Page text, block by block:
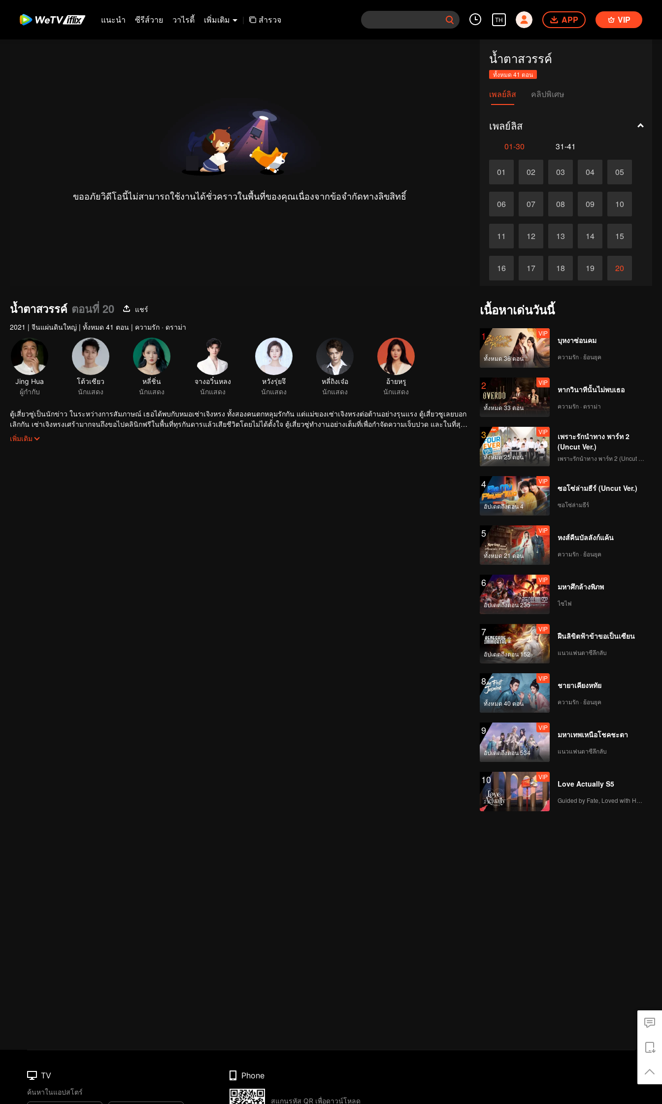
แนะนำ ซีรีส์วาย วาไรตี้ เพิ่มเติม | สำรวจ TH APP VIP
ขออภัยวิดีโอนี้ไม่สามารถใช้งานได้ชั่วคราวในพื้นที่ของคุณเนื่องจากข้อจำกัดทางลิขสิทธิ์
น้ำตาสวรรค์
ทั้งหมด 41 ตอน
เพลย์ลิส คลิปพิเศษ
เพลย์ลิส
01-30 31-41
01 02 03 04 05
06 07 08 09 10
11 12 13 14 15
16 17 18 19 20
26 27
น้ำตาสวรรค์ ตอนที่ 20
แชร์
2021 | จีนแผ่นดินใหญ่ | ทั้งหมด 41 ตอน | ความรัก · ดราม่า
Jing Hua
ผู้กำกับ
โต้วเซียว
นักแสดง
หลี่ชิ่น
นักแสดง
จางอวิ๋นหลง
นักแสดง
หวังรุ่ยจึ
นักแสดง
หลี่ถิงเจ๋อ
นักแสดง
อ้ายหรู
นักแสดง
ตู้เสี่ยวซู่เป็นนักข่าว ในระหว่างการสัมภาษณ์ เธอได้พบกับหมอเซ่าเจิงหรง ทั้งสองคนตกหลุมรักกัน แต่แม่ของเซ่าเจิงหรงต่อต้านอย่างรุนแรง ตู้เสี่ยวซูเลยบอก
เลิกกัน เซ่าเจิงหรงเศร้ามากจนถึงขอไปคลินิกฟรีในพื้นที่ทุรกันดารแล้วเสียชีวิตโดยไม่ได้ตั้งใจ ตู้เสี่ยวซู่ทำงานอย่างเต็มที่เพื่อกำจัดความเจ็บปวด และในที่สุดก็
ถูกนำตัวส่งโรงพยาบาลเพราะความอ่อนเพลีย ทั้งหมดนี้ เหลยอวี่เจิง เพื่อนของเซ่าเจิงหรงเห็นได้หมดแล้วแอบช่วยเธอไปเรื่อยๆ หลังจากเรื่องหลายๆ อย่างผ่าน
เพิ่มเติม
เนื้อหาเด่นวันนี้
1
ทั้งหมด 36 ตอน
VIP
บุหงาซ่อนคม
ความรัก · ย้อนยุค
2
ทั้งหมด 33 ตอน
VIP
หากวินาทีนั้นไม่พบเธอ
ความรัก · ดราม่า
3
ทั้งหมด 25 ตอน
VIP
เพราะรักนำทาง พาร์ท 2
(Uncut Ver.)
4
อัปเดตถึงตอน 4
VIP
ซอโซ่ล่ามธีร์ (Uncut Ver.)
ซอโซ่ล่ามธีร์
5
ทั้งหมด 21 ตอน
VIP
หงส์คืนบัลลังก์แค้น
ความรัก · ย้อนยุค
6
อัปเดตถึงตอน 235
VIP
มหาศึกล้างพิภพ
ไซไฟ
7
อัปเดตถึงตอน 152
VIP
ฝืนลิขิตฟ้าข้าขอเป็นเซียน
แนวแฟนตาซีลึกลับ
8
ทั้งหมด 40 ตอน
VIP
ชายาเคียงหทัย
ความรัก · ย้อนยุค
9
อัปเดตถึงตอน 534
VIP
มหาเทพเหนือโชคชะตา
แนวแฟนตาซีลึกลับ
10 VIP
Love Actually S5
TV
ค้นหาในแอปสโตร์
Phone
สแกนรหัส QR เพื่อดาวน์โหลด